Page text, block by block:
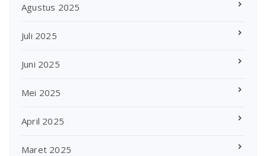
Agustus 2025
Juli 2025
Juni 2025
Mei 2025
April 2025
Maret 2025